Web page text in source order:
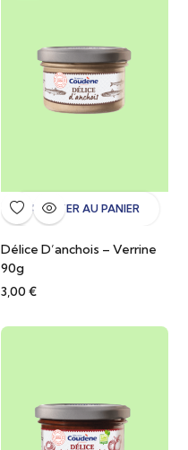
AJOUTER AU PANIER
Délice D’anchois – Verrine
90g
3,00 €